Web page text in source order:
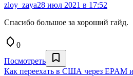
zloy_zaya28 июл 2021 в 17:52
Спасибо большое за хороший гайд.
0
Посмотреть
Как переехать в США через EPAM